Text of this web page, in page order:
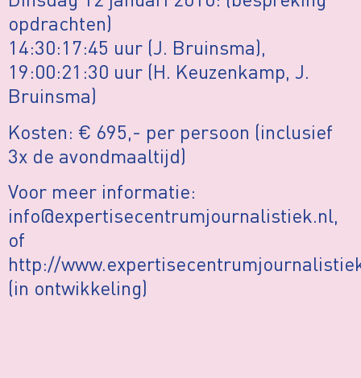
opdrachten)
14:30:17:45 uur (J. Bruinsma),
19:00:21:30 uur (H. Keuzenkamp, J.
Bruinsma)
Kosten: € 695,- per persoon (inclusief
3x de avondmaaltijd)
Voor meer informatie:
info@expertisecentrumjournalistiek.nl,
of
http://
(in ontwikkeling)